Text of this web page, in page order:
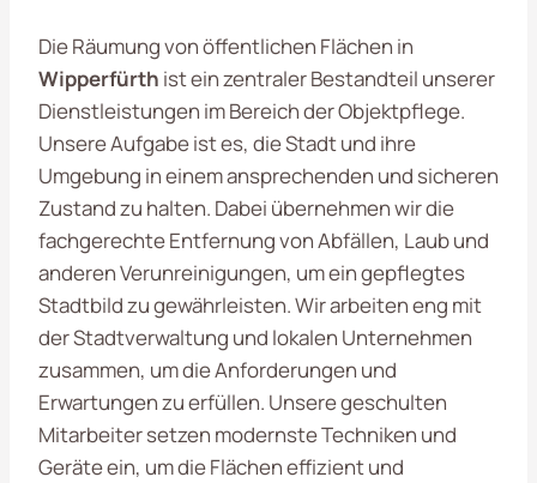
Die Räumung von öffentlichen Flächen in
Wipperfürth ist ein zentraler Bestandteil unserer
Dienstleistungen im Bereich der Objektpflege.
Unsere Aufgabe ist es, die Stadt und ihre
Umgebung in einem ansprechenden und sicheren
Zustand zu halten. Dabei übernehmen wir die
fachgerechte Entfernung von Abfällen, Laub und
anderen Verunreinigungen, um ein gepflegtes
Stadtbild zu gewährleisten. Wir arbeiten eng mit
der Stadtverwaltung und lokalen Unternehmen
zusammen, um die Anforderungen und
Erwartungen zu erfüllen. Unsere geschulten
Mitarbeiter setzen modernste Techniken und
Geräte ein, um die Flächen effizient und